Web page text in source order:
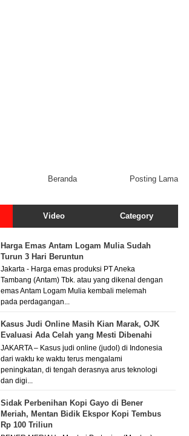
Posting Lama
Beranda
Video Category
Harga Emas Antam Logam Mulia Sudah
Turun 3 Hari Beruntun
Jakarta - Harga emas produksi PT Aneka
Tambang (Antam) Tbk. atau yang dikenal dengan
emas Antam Logam Mulia kembali melemah
pada perdagangan...
Kasus Judi Online Masih Kian Marak, OJK
Evaluasi Ada Celah yang Mesti Dibenahi
JAKARTA – Kasus judi online (judol) di Indonesia
dari waktu ke waktu terus mengalami
peningkatan, di tengah derasnya arus teknologi
dan digi...
Sidak Perbenihan Kopi Gayo di Bener
Meriah, Mentan Bidik Ekspor Kopi Tembus
Rp 100 Triliun